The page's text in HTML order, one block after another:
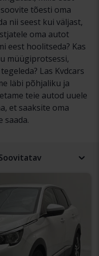
tõesti oma
nii seest kui väljast,
oma autot
eest hoolitseda? Kas
müügiprotsessi,
Las Kvdcars
läbi põhjaliku ja
teie autod uuele
et saaksite oma
saada.